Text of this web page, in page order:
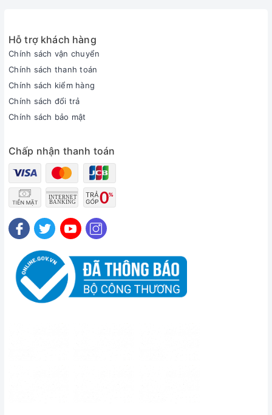
Hỗ trợ khách hàng
Chính sách vận chuyển
Chính sách thanh toán
Chính sách kiểm hàng
Chính sách đổi trả
Chính sách bảo mật
Chấp nhận thanh toán